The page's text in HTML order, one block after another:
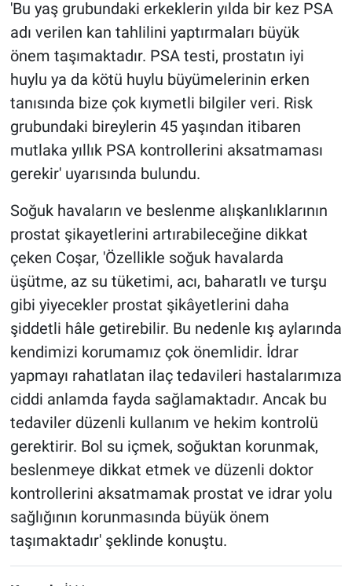
'Bu yaş grubundaki erkeklerin yılda bir kez PSA
adı verilen kan tahlilini yaptırmaları büyük
önem taşımaktadır. PSA testi, prostatın iyi
huylu ya da kötü huylu büyümelerinin erken
tanısında bize çok kıymetli bilgiler veri. Risk
grubundaki bireylerin 45 yaşından itibaren
mutlaka yıllık PSA kontrollerini aksatmaması
gerekir' uyarısında bulundu.
Soğuk havaların ve beslenme alışkanlıklarının
prostat şikayetlerini artırabileceğine dikkat
çeken Coşar, 'Özellikle soğuk havalarda
üşütme, az su tüketimi, acı, baharatlı ve turşu
gibi yiyecekler prostat şikâyetlerini daha
şiddetli hâle getirebilir. Bu nedenle kış aylarında
kendimizi korumamız çok önemlidir. İdrar
yapmayı rahatlatan ilaç tedavileri hastalarımıza
ciddi anlamda fayda sağlamaktadır. Ancak bu
tedaviler düzenli kullanım ve hekim kontrolü
gerektirir. Bol su içmek, soğuktan korunmak,
beslenmeye dikkat etmek ve düzenli doktor
kontrollerini aksatmamak prostat ve idrar yolu
sağlığının korunmasında büyük önem
taşımaktadır' şeklinde konuştu.